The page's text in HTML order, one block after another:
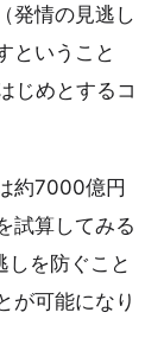
発情の見逃し
ということ
じめとするコ
約7000億円
試算してみる
しを防ぐこと
が可能になり